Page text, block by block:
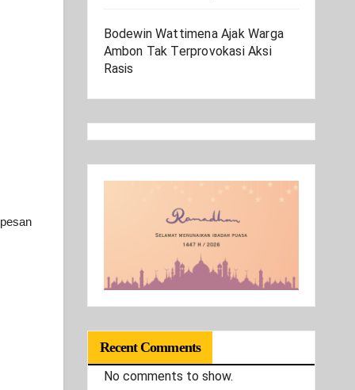
Bodewin Wattimena Ajak Warga
Ambon Tak Terprovokasi Aksi
Rasis
Recent Comments
No comments to show.